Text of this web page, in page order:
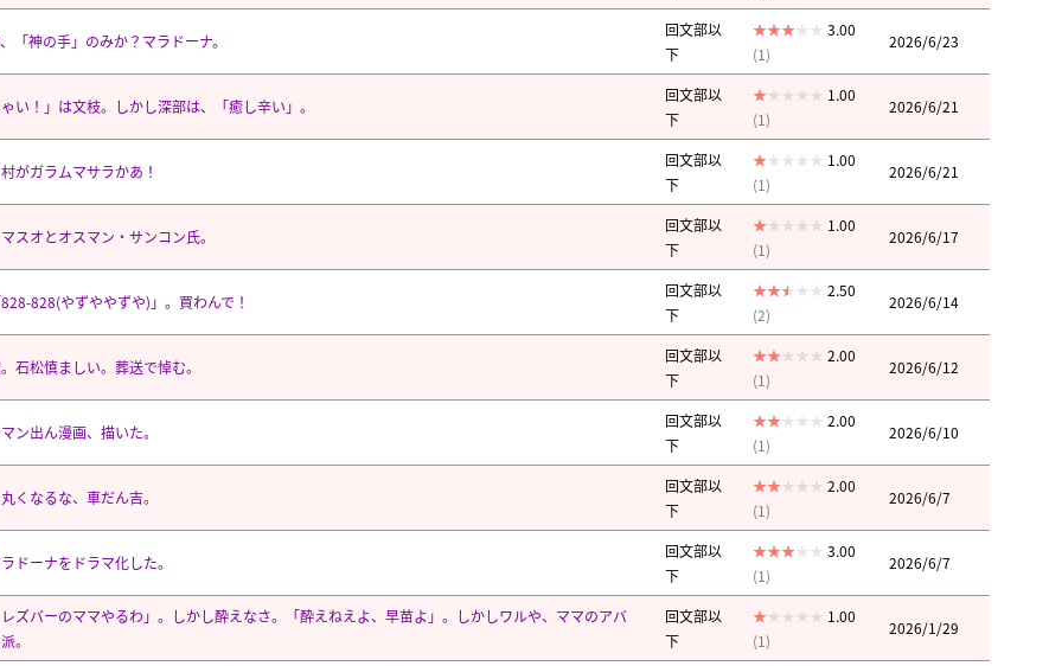
「神の手」のみか？マラドーナ。
回文部以
下
3.00
(1)
2026/6/23
ゃい！」は文枝。しかし深部は、「癒し辛い」。
回文部以
下
1.00
(1)
2026/6/21
がガラムマサラかあ！
回文部以
下
1.00
(1)
2026/6/21
スオとオスマン・サンコン氏。
回文部以
下
1.00
(1)
2026/6/17
828(やずややずや)」。買わんで！
回文部以
下
2.50
(2)
2026/6/14
石松慎ましい。葬送で悼む。
回文部以
下
2.00
(1)
2026/6/12
ン出ん漫画、描いた。
回文部以
下
2.00
(1)
2026/6/10
くなるな、車だん吉。
回文部以
下
2.00
(1)
2026/6/7
ドーナをドラマ化した。
回文部以
下
3.00
(1)
2026/6/7
レズバーのママやるわ」。しかし酔えなさ。「酔えねえよ、早苗よ」。しかしワルや、ママのアバ
。
回文部以
下
1.00
(1)
2026/1/29